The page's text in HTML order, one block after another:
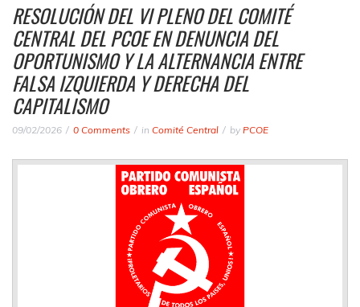
RESOLUCIÓN DEL VI PLENO DEL COMITÉ
CENTRAL DEL PCOE EN DENUNCIA DEL
OPORTUNISMO Y LA ALTERNANCIA ENTRE
FALSA IZQUIERDA Y DERECHA DEL
CAPITALISMO
09/02/2026 0 Comments in Comité Central by PCOE